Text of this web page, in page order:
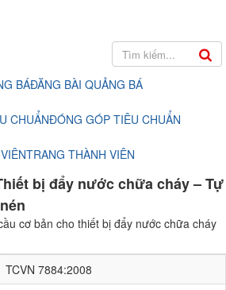
BÁĐĂNG BÀI QUẢNG BÁ
CHUẨNĐÓNG GÓP TIÊU CHUẨN
TRANG THÀNH VIÊN
bị đẩy nước chữa cháy – Tự
cơ bản cho thiết bị đẩy nước chữa cháy
TCVN 7884:2008